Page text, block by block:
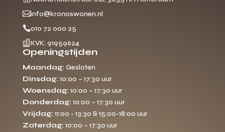
info@kronoswonen.nl
010 72 000 25
 KVK: 91959624
Openingstijden
Maandag: Gesloten
Dinsdag: 10:00 – 17:30 uur
Woensdag: 10:00 – 17:30 uur
Donderdag: 10:00 – 17:30 uur
Vrijdag: 11:00 - 13:30 & 15:00-18:00 uur
Zaterdag: 10:00 – 17:30 uur